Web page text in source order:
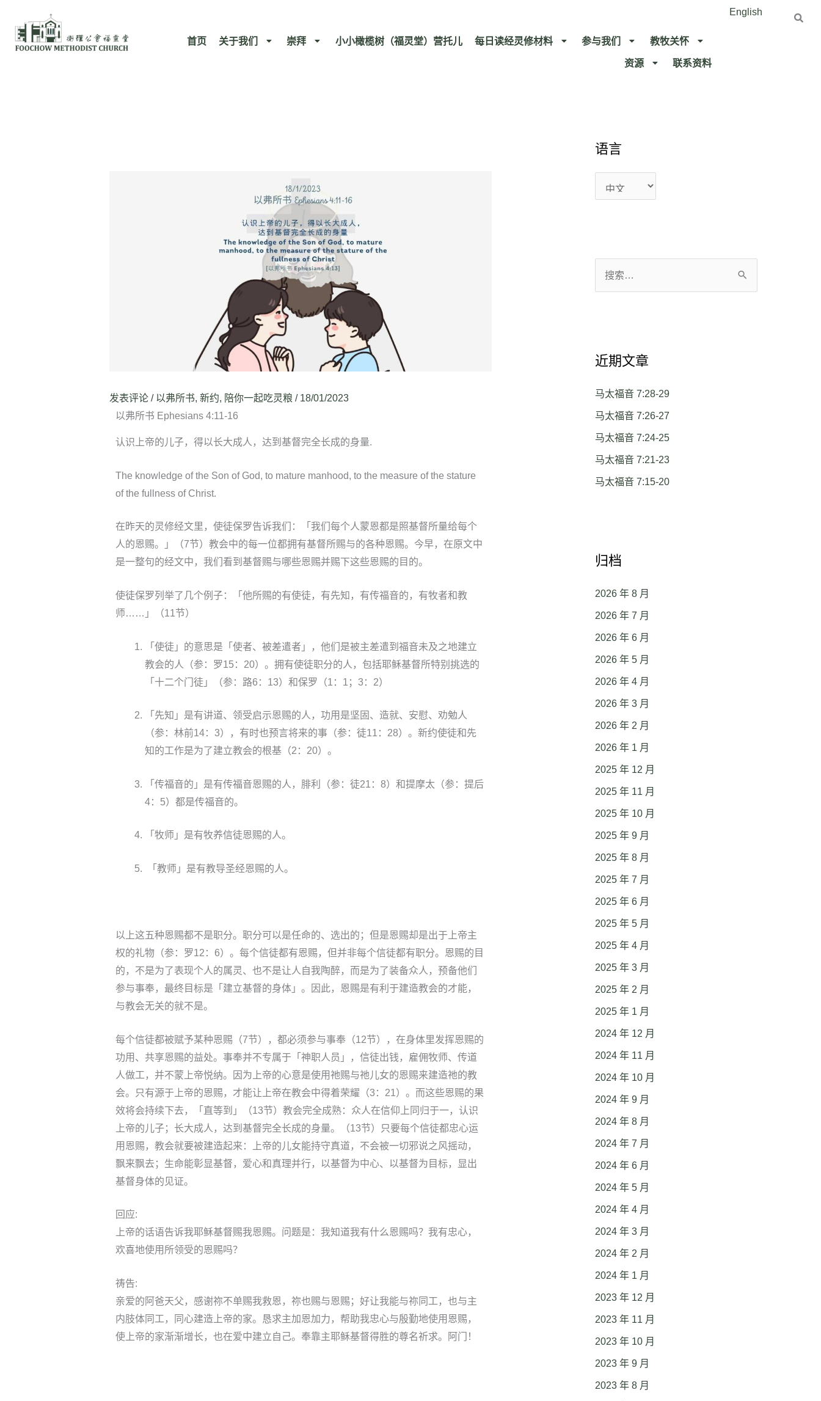
English
首页 关于我们 崇拜 小小橄榄树（福灵堂）营托儿 每日读经灵修材料 参与我们
教牧关怀​
资源
联系资料​
发表评论 / 以弗所书, 新约, 陪你一起吃灵粮 / 18/01/2023
以弗所书 Ephesians 4:11-16
认识上帝的儿子，得以长大成人，达到基督完全长成的身量.
The knowledge of the Son of God, to mature manhood, to the measure of the stature
of the fullness of Christ.
在昨天的灵修经文里，使徒保罗告诉我们：「我们每个人蒙恩都是照基督所量给每个
人的恩赐。」（7节）教会中的每一位都拥有基督所赐与的各种恩赐。今早，在原文中
是一整句的经文中，我们看到基督赐与哪些恩赐并赐下这些恩赐的目的。
使徒保罗列举了几个例子：「他所赐的有使徒，有先知，有传福音的，有牧者和教
师……」（11节）
「使徒」的意思是「使者、被差遣者」，他们是被主差遣到福音未及之地建立
教会的人（参：罗15：20）。拥有使徒职分的人，包括耶稣基督所特别挑选的
「十二个门徒」（参：路6：13）和保罗（1：1；3：2）
「先知」是有讲道、领受启示恩赐的人，功用是坚固、造就、安慰、劝勉人
（参：林前14：3），有时也预言将来的事（参：徒11：28）。新约使徒和先
知的工作是为了建立教会的根基（2：20）。
「传福音的」是有传福音恩赐的人，腓利（参：徒21：8）和提摩太（参：提后
4：5）都是传福音的。
「牧师」是有牧养信徒恩赐的人。
「教师」是有教导圣经恩赐的人。
以上这五种恩赐都不是职分。职分可以是任命的、选出的；但是恩赐却是出于上帝主
权的礼物（参：罗12：6）。每个信徒都有恩赐，但并非每个信徒都有职分。恩赐的目
的，不是为了表现个人的属灵、也不是让人自我陶醉，而是为了装备众人，预备他们
参与事奉，最终目标是「建立基督的身体」。因此，恩赐是有利于建造教会的才能，
与教会无关的就不是。
每个信徒都被赋予某种恩赐（7节），都必须参与事奉（12节），在身体里发挥恩赐的
功用、共享恩赐的益处。事奉并不专属于「神职人员」，信徒出钱，雇佣牧师、传道
人做工，并不蒙上帝悦纳。因为上帝的心意是使用祂赐与祂儿女的恩赐来建造祂的教
会。只有源于上帝的恩赐，才能让上帝在教会中得着荣耀（3：21）。而这些恩赐的果
效将会持续下去，「直等到」（13节）教会完全成熟：众人在信仰上同归于一，认识
上帝的儿子；长大成人，达到基督完全长成的身量。（13节）只要每个信徒都忠心运
用恩赐，教会就要被建造起来：上帝的儿女能持守真道，不会被一切邪说之风摇动，
飘来飘去；生命能彰显基督，爱心和真理并行，以基督为中心、以基督为目标，显出
基督身体的见证。
回应:
上帝的话语告诉我耶稣基督赐我恩赐。问题是：我知道我有什么恩赐吗？我有忠心，
欢喜地使用所领受的恩赐吗？
祷告:
亲爱的阿爸天父，感谢祢不单赐我救恩，祢也赐与恩赐；好让我能与祢同工，也与主
内肢体同工，同心建造上帝的家。恳求主加恩加力，帮助我忠心与殷勤地使用恩赐，
使上帝的家渐渐增长，也在爱中建立自己。奉靠主耶稣基督得胜的尊名祈求。阿门！
语言
言
近期文章
马太福音 7:28-29
马太福音 7:26-27
马太福音 7:24-25
马太福音 7:21-23
马太福音 7:15-20
归档
2026 年 8 月
2026 年 7 月
2026 年 6 月
2026 年 5 月
2026 年 4 月
2026 年 3 月
2026 年 2 月
2026 年 1 月
2025 年 12 月
2025 年 11 月
2025 年 10 月
2025 年 9 月
2025 年 8 月
2025 年 7 月
2025 年 6 月
2025 年 5 月
2025 年 4 月
2025 年 3 月
2025 年 2 月
2025 年 1 月
2024 年 12 月
2024 年 11 月
2024 年 10 月
2024 年 9 月
2024 年 8 月
2024 年 7 月
2024 年 6 月
2024 年 5 月
2024 年 4 月
2024 年 3 月
2024 年 2 月
2024 年 1 月
2023 年 12 月
2023 年 11 月
2023 年 10 月
2023 年 9 月
2023 年 8 月
言